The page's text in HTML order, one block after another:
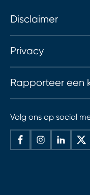
Disclaimer
Privacy
Rapporteer een
Volg ons op social